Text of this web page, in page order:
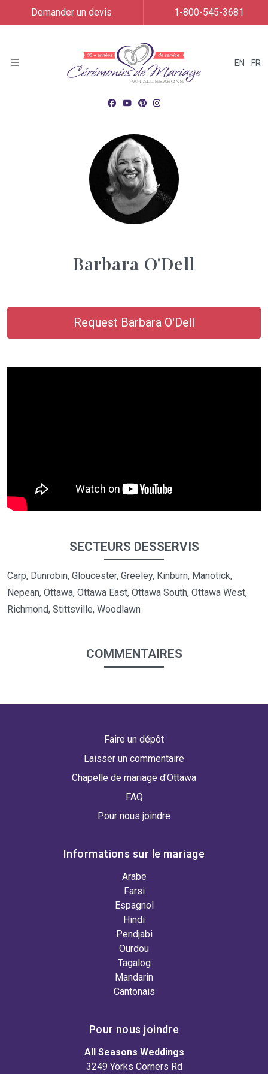
EN FR
Demander un devis 1-800-545-3681
Barbara O'Dell
Request Barbara O'Dell
SECTEURS DESSERVIS
Carp, Dunrobin, Gloucester, Greeley, Kinburn, Manotick,
Nepean, Ottawa, Ottawa East, Ottawa South, Ottawa West,
Richmond, Stittsville, Woodlawn
COMMENTAIRES
Faire un dépôt
Laisser un commentaire
Chapelle de mariage d'Ottawa
FAQ
Pour nous joindre
Informations sur le mariage
Arabe
Farsi
Espagnol
Hindi
Pendjabi
Ourdou
Tagalog
Mandarin
Cantonais
Pour nous joindre
All Seasons Weddings
3249 Yorks Corners Rd